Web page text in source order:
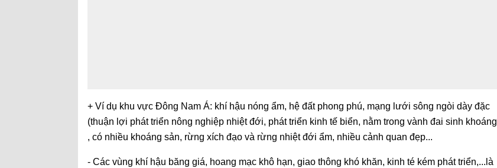
+ Ví dụ khu vực Đông Nam Á: khí hậu nóng ẩm, hệ đất phong phú, mạng lưới sông ngòi dày đặc
(thuận lợi phát triển nông nghiệp nhiệt đới, phát triển kinh tế biển, nằm trong vành đai sinh khoáng
, có nhiều khoáng sản, rừng xích đạo và rừng nhiệt đới ẩm, nhiều cảnh quan đẹp...
- Các vùng khí hậu băng giá, hoang mạc khô hạn, giao thông khó khăn, kinh té kém phát triển,...là